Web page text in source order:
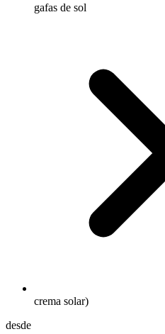
gafas de sol
crema solar)
desde